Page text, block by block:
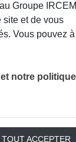
Groupe IRCEM
site et de vous
Vous pouvez à
notre politique
TOUT ACCEPTER